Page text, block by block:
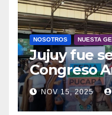
NOSOTROS NUESTA
Jujuy fue
Congreso
NOV 15, 2025